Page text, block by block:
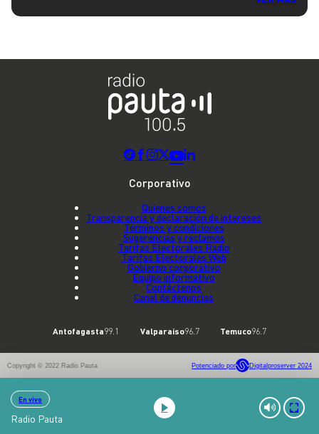
En vivo
Radio Pauta
Corporativo
Quienes somos
Transparencia y declaración de intereses
Términos y condiciones
Sugerencias y reclamos
Tarifas Electorales Radio
Tarifas Electorales Web
Gobierno corporativo
Equipo informativo
Contáctenos
Canal de denuncias
Antofagasta99.1 Valparaíso96.7 Temuco96.7
Copyright © 2022 Radio Pauta Potenciado por Digitalproserver 2024